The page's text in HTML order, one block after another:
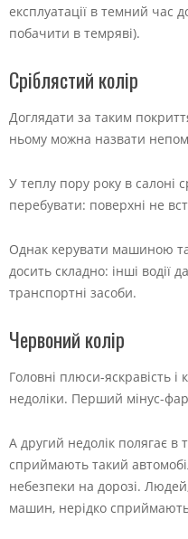
експлуатації в темний час
побачити в темряві).
Сріблястий колір
Доглядати за таким
ньому можна назвати
У теплу пору року в салоні
перебувати: поверхні не
Однак керувати машиною
досить складно: інші водії
транспортні засоби.
Червоний колір
Головні плюси-яскравість
недоліки. Перший мінус-
А другий недолік полягає в
сприймають такий
небезпеки на дорозі.
машин, нерідко